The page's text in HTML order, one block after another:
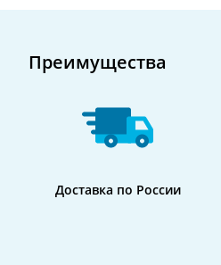
Преимущества
Доставка по России